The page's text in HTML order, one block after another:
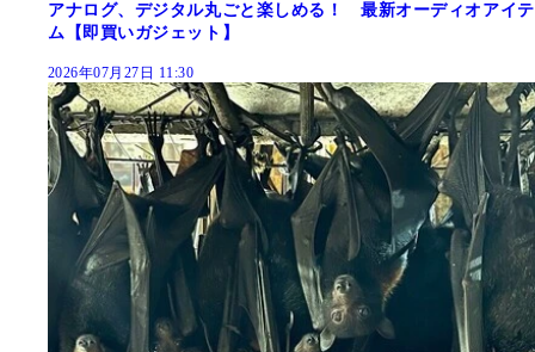
アナログ、デジタル丸ごと楽しめる！ 最新オーディオアイテ
ム【即買いガジェット】
2026年07月27日 11:30